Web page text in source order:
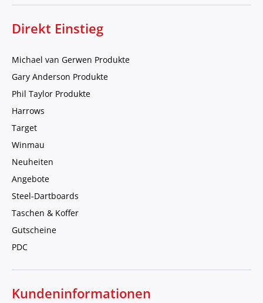
Direkt Einstieg
Michael van Gerwen Produkte
Gary Anderson Produkte
Phil Taylor Produkte
Harrows
Target
Winmau
Neuheiten
Angebote
Steel-Dartboards
Taschen & Koffer
Gutscheine
PDC
Kundeninformationen